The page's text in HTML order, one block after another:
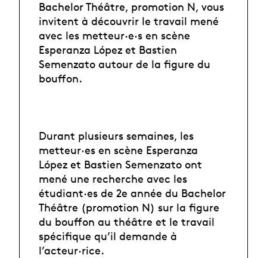
Bachelor Théâtre, promotion N, vous
invitent à découvrir le travail mené
avec les metteur·e·s en scène
Esperanza López et Bastien
Semenzato autour de la figure du
bouffon.
Durant plusieurs semaines, les
metteur·es en scène Esperanza
López et Bastien Semenzato ont
mené une recherche avec les
étudiant·es de 2e année du Bachelor
Théâtre (promotion N) sur la figure
du bouffon au théâtre et le travail
spécifique qu’il demande à
l’acteur·rice.